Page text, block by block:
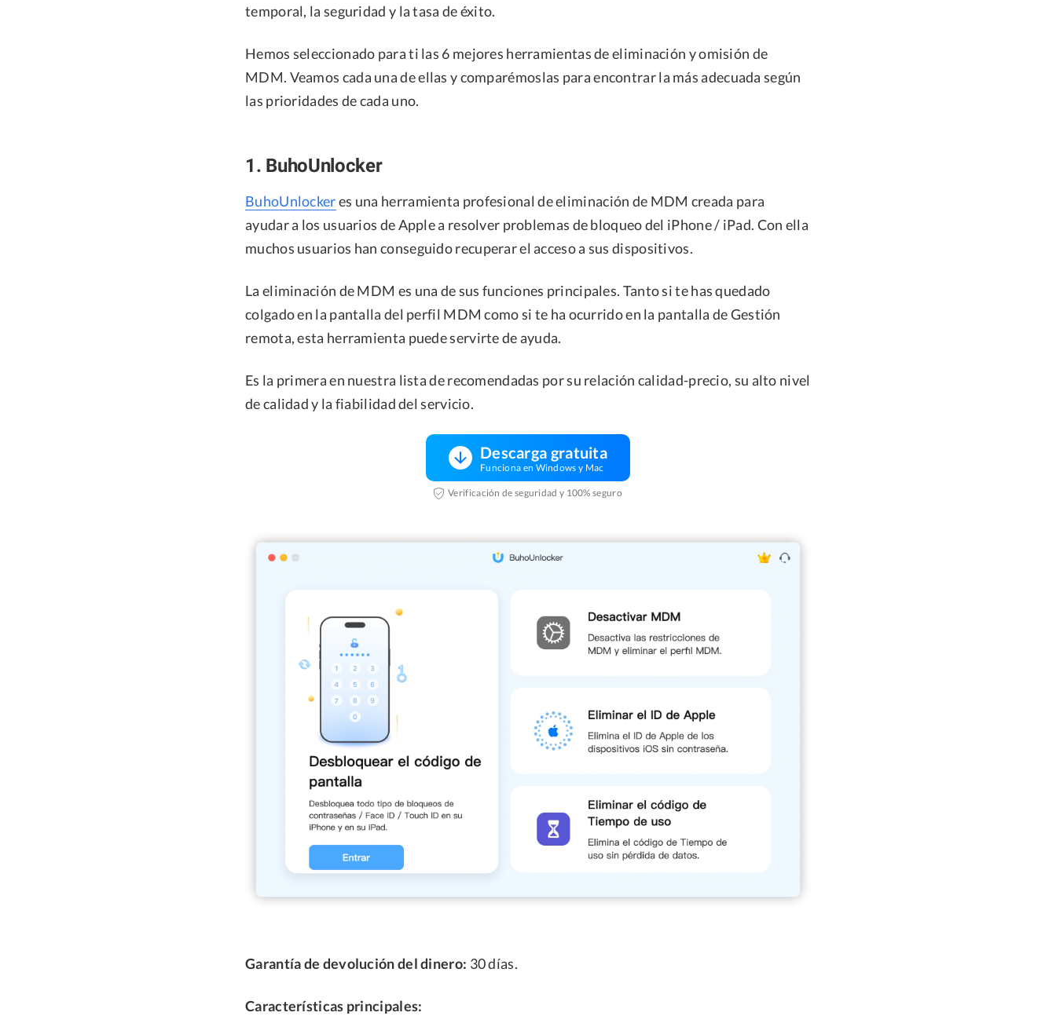
temporal, la seguridad y la tasa de éxito.
Hemos seleccionado para ti las 6 mejores herramientas de eliminación y omisión de
MDM. Veamos cada una de ellas y comparémoslas para encontrar la más adecuada según
las prioridades de cada uno.
1. BuhoUnlocker
BuhoUnlockeres una herramienta profesional de eliminación de MDM creada para
ayudar a los usuarios de Apple a resolver problemas de bloqueo del iPhone / iPad. Con ella
muchos usuarios han conseguido recuperar el acceso a sus dispositivos.
La eliminación de MDM es una de sus funciones principales. Tanto si te has quedado
colgado en la pantalla del perfil MDM como si te ha ocurrido en la pantalla de Gestión
remota, esta herramienta puede servirte de ayuda.
Es la primera en nuestra lista de recomendadas por su relación calidad-precio, su alto nivel
de calidad y la fiabilidad del servicio.
Descarga gratuita
Funciona en Windows y Mac
Verificación de seguridad y 100% seguro
Garantía de devolución del dinero: 30 días.
Características principales: